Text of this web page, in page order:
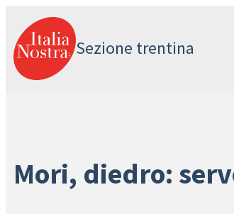
al
contenuto
Sezione trentina
Mori, diedro: